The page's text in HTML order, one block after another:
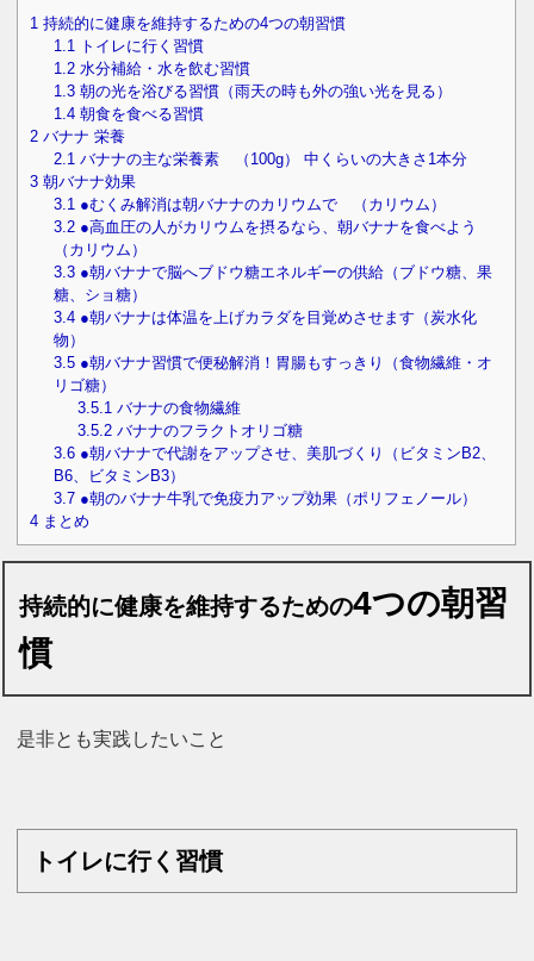
1 持続的に健康を維持するための4つの朝習慣
1.1 トイレに行く習慣
1.2 水分補給・水を飲む習慣
1.3 朝の光を浴びる習慣（雨天の時も外の強い光を見る）
1.4 朝食を食べる習慣
2 バナナ 栄養
2.1 バナナの主な栄養素 （100g） 中くらいの大きさ1本分
3 朝バナナ効果
3.1 ●むくみ解消は朝バナナのカリウムで （カリウム）
3.2 ●高血圧の人がカリウムを摂るなら、朝バナナを食べよう
（カリウム）
3.3 ●朝バナナで脳へブドウ糖エネルギーの供給（ブドウ糖、果
糖、ショ糖）
3.4 ●朝バナナは体温を上げカラダを目覚めさせます（炭水化
物）
3.5 ●朝バナナ習慣で便秘解消！胃腸もすっきり（食物繊維・オ
リゴ糖）
3.5.1 バナナの食物繊維
3.5.2 バナナのフラクトオリゴ糖
3.6 ●朝バナナで代謝をアップさせ、美肌づくり（ビタミンB2、
B6、ビタミンB3）
3.7 ●朝のバナナ牛乳で免疫力アップ効果（ポリフェノール）
4 まとめ
持続的に健康を維持するための4つの朝習
慣
是非とも実践したいこと
トイレに行く習慣